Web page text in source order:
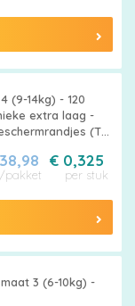
(9-14kg) - 120
extra laag -
(Tot
€ 0,325
per stuk
/pakket
3 (6-10kg) -